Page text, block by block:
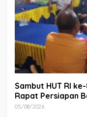
Sambut HUT RI
Rapat Persiapan
05/08/2026